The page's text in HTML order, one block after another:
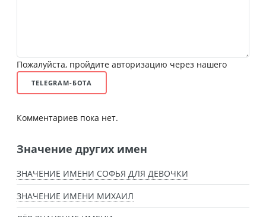
Пожалуйста, пройдите авторизацию через нашего
TELEGRAM-БОТА
Комментариев пока нет.
Значение других имен
ЗНАЧЕНИЕ ИМЕНИ СОФЬЯ ДЛЯ ДЕВОЧКИ
ЗНАЧЕНИЕ ИМЕНИ МИХАИЛ